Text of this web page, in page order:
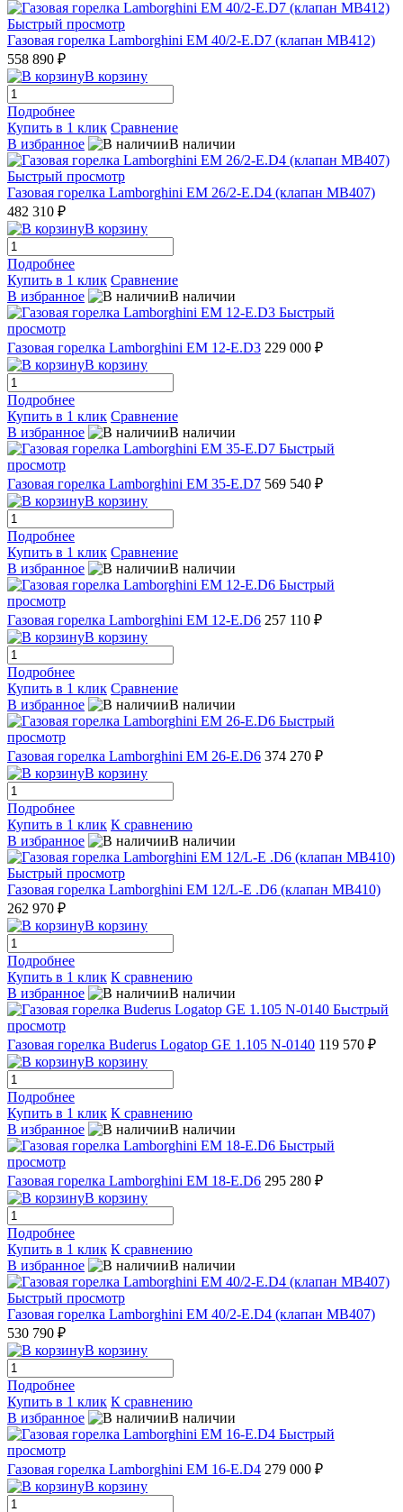
Быстрый просмотр
Газовая горелка Lamborghini EM 40/2-E.D7 (клапан MB412)
558 890 ₽
В корзину
Подробнее
Купить в 1 клик Сравнение
В избранное
В наличии
Быстрый просмотр
Газовая горелка Lamborghini EM 26/2-E.D4 (клапан MB407)
482 310 ₽
В корзину
Подробнее
Купить в 1 клик Сравнение
В избранное
В наличии
Быстрый
просмотр
Газовая горелка Lamborghini EM 12-E.D3 229 000 ₽
В корзину
Подробнее
Купить в 1 клик Сравнение
В избранное
В наличии
Быстрый
просмотр
Газовая горелка Lamborghini EM 35-E.D7 569 540 ₽
В корзину
Подробнее
Купить в 1 клик Сравнение
В избранное
В наличии
Быстрый
просмотр
Газовая горелка Lamborghini EM 12-E.D6 257 110 ₽
В корзину
Подробнее
Купить в 1 клик Сравнение
В избранное
В наличии
Быстрый
просмотр
Газовая горелка Lamborghini EM 26-E.D6 374 270 ₽
В корзину
Подробнее
Купить в 1 клик К сравнению
В избранное
В наличии
Быстрый просмотр
Газовая горелка Lamborghini EM 12/L-E .D6 (клапан MB410)
262 970 ₽
В корзину
Подробнее
Купить в 1 клик К сравнению
В избранное
В наличии
Быстрый
просмотр
Газовая горелка Buderus Logatop GE 1.105 N-0140 119 570 ₽
В корзину
Подробнее
Купить в 1 клик К сравнению
В избранное
В наличии
Быстрый
просмотр
Газовая горелка Lamborghini EM 18-E.D6 295 280 ₽
В корзину
Подробнее
Купить в 1 клик К сравнению
В избранное
В наличии
Быстрый просмотр
Газовая горелка Lamborghini EM 40/2-E.D4 (клапан MB407)
530 790 ₽
В корзину
Подробнее
Купить в 1 клик К сравнению
В избранное
В наличии
Быстрый
просмотр
Газовая горелка Lamborghini EM 16-E.D4 279 000 ₽
В корзину